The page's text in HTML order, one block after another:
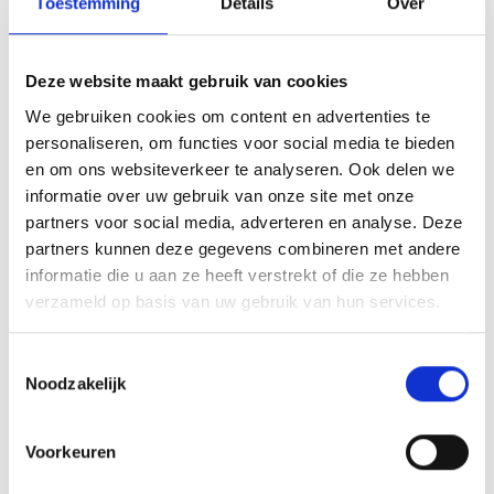
Deze website maakt gebruik van cookies
We gebruiken cookies om content en advertenties te
personaliseren, om functies voor social media te bieden
en om ons websiteverkeer te analyseren. Ook delen we
informatie over uw gebruik van onze site met onze
partners voor social media, adverteren en analyse. Deze
partners kunnen deze gegevens combineren met andere
informatie die u aan ze heeft verstrekt of die ze hebben
verzameld op basis van uw gebruik van hun services.
Noodzakelijk
Voorkeuren
Hoe bescherm je je
zelfuitgever?
Als zelfuitgever kun je je auteursrecht het beste
beschermen doorbewijs van ontstaan te bewaren.
Sla verschillende versies van je manuscript op met
duidelijke datums, bewaar e-mails over je schrijfproces
en maak back-ups van al je bestanden.
het ©-symbool, je naam en het jaar van publicatie.
Hoewel dit juridisch niet verplicht is, maakt het wel
duidelijk dat je bewust bent van je rechten en kan het
afschrikken werken op potentiële overtreders.